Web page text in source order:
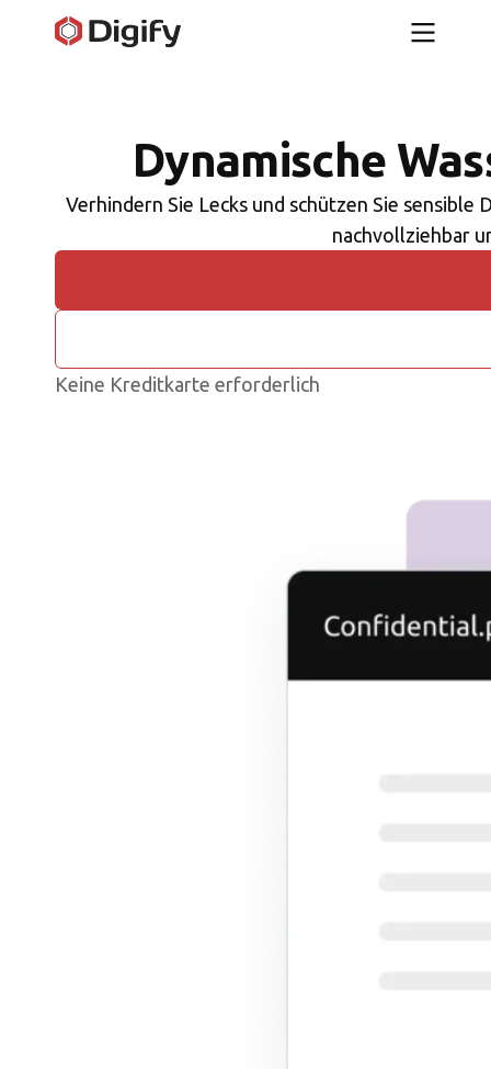
Dynamische
Verhindern Sie Lecks und schützen Sie
nachvollziehbar
Keine Kreditkarte erforderlich